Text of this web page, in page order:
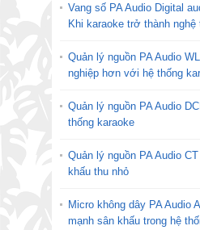
Vang số PA Audio Digital
Khi karaoke trở thành nghệ
Quản lý nguồn PA Audio
nghiệp hơn với hệ thống
Quản lý nguồn PA Audio
thống karaoke
Quản lý nguồn PA Audio
khấu thu nhỏ
Micro không dây PA Audio
mạnh sân khấu trong hệ